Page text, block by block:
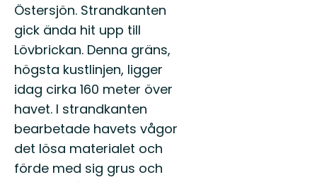
Östersjön. Strandkanten
gick ända hit upp till
Lövbrickan. Denna gräns,
högsta kustlinjen, ligger
idag cirka 160 meter över
havet. I strandkanten
bearbetade havets vågor
det lösa materialet och
förde med sig grus och